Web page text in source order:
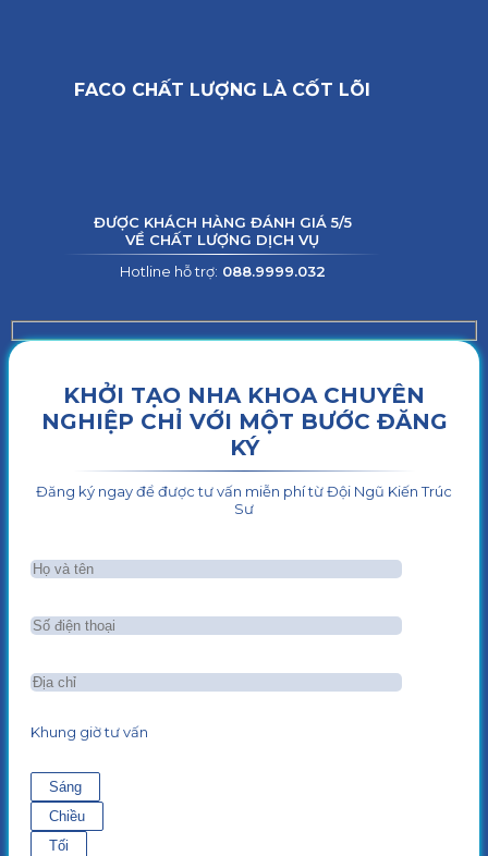
FACO CHẤT LƯỢNG LÀ CỐT LÕI
ĐƯỢC KHÁCH HÀNG ĐÁNH GIÁ 5/5
VỀ CHẤT LƯỢNG DỊCH VỤ
Hotline hỗ trợ: 088.9999.032
KHỞI TẠO NHA KHOA CHUYÊN
NGHIỆP CHỈ VỚI MỘT BƯỚC ĐĂNG
KÝ
Đăng ký ngay để được tư vấn miễn phí từ Đội Ngũ Kiến Trúc
Sư
Khung giờ tư vấn
Sáng
Chiều
Tối